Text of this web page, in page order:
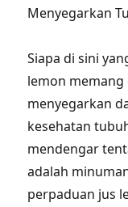
Menyegarkan
Siapa di sini
lemon
menyegarkan
kesehatan
mendengar
adalah
perpaduan jus